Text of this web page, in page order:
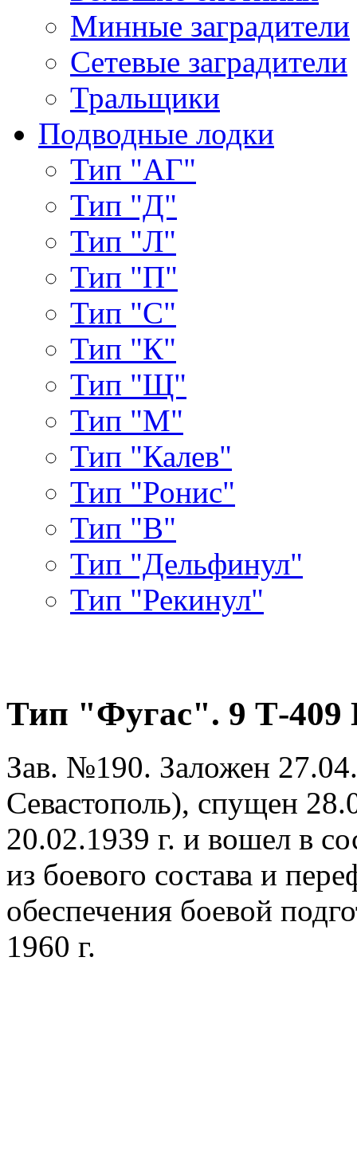
Минные заградители
Сетевые заградители
Тральщики
Подводные лодки
Тип "АГ"
Тип "Д"
Тип "Л"
Тип "П"
Тип "С"
Тип "К"
Тип "Щ"
Тип "М"
Тип "Калев"
Тип "Ронис"
Тип "В"
Тип "Дельфинул"
Тип "Рекинул"
Тип "Фугас". 9 Т-
Зав. №190. Заложен
Севастополь), спущен
20.02.1939 г. и вошел в
из боевого состава и
обеспечения боевой
1960 г.